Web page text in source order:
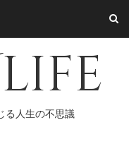
る人生の不思議